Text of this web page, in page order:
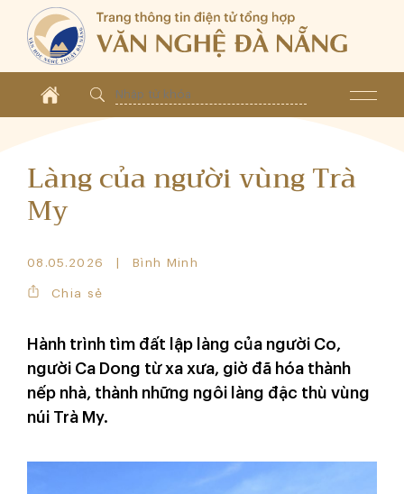
Làng của người vùng Trà
My
08.05.2026 Bình Minh
Chia sẻ
Hành trình tìm đất lập làng của người Co,
người Ca Dong từ xa xưa, giờ đã hóa thành
nếp nhà, thành những ngôi làng đặc thù vùng
núi Trà My.